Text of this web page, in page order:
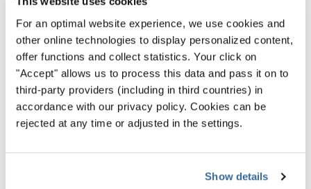
For an optimal website experience, we use cookies and
other online technologies to display personalized content,
offer functions and collect statistics. Your click on
"Accept" allows us to process this data and pass it on to
third-party providers (including in third countries) in
accordance with our privacy policy. Cookies can be
rejected at any time or adjusted in the settings.
Show details
Latest news
From Namibia to Germany: Choral music